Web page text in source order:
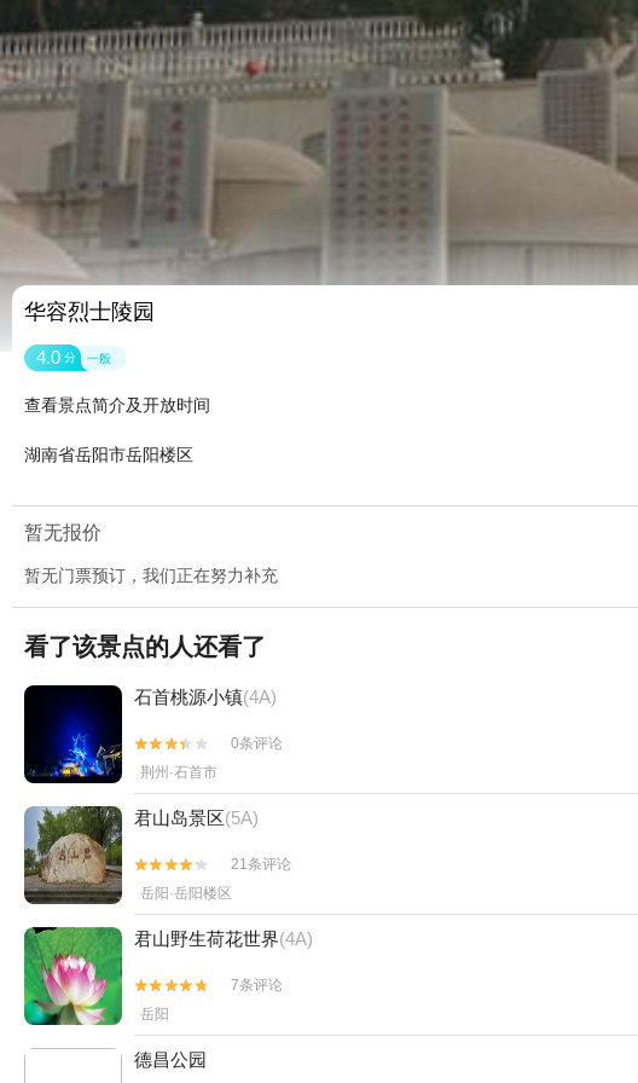
华容烈士陵园
4.0 分 一般
查看景点简介及开放时间
湖南省岳阳市岳阳楼区
暂无报价
暂无门票预订，我们正在努力补充
看了该景点的人还看了
石首桃源小镇(4A)


0条评论
荆州·石首市
君山岛景区(5A)


21条评论
岳阳·岳阳楼区
君山野生荷花世界(4A)


7条评论
岳阳
德昌公园